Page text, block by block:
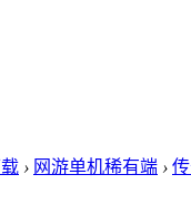
› 网游单机稀有端 ›